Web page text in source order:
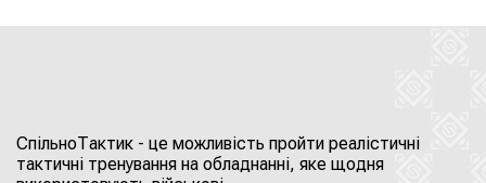
СпільноТактик - це можливість пройти реалістичні
тактичні тренування на обладнанні, яке щодня